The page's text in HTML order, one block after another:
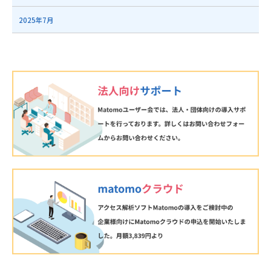
2025年7月